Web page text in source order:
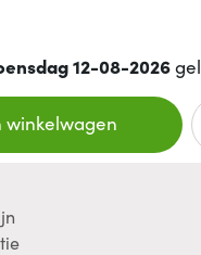
12-08-2026
winkelwagen